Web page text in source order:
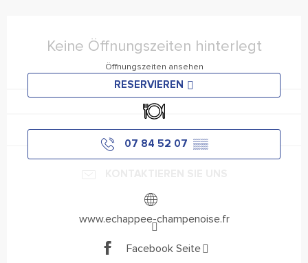
Keine Öffnungszeiten hinterlegt
Öffnungszeiten ansehen
RESERVIEREN
Restaurant
07 84 52 07 ▒▒
www.echappee-champenoise.fr
Facebook Seite